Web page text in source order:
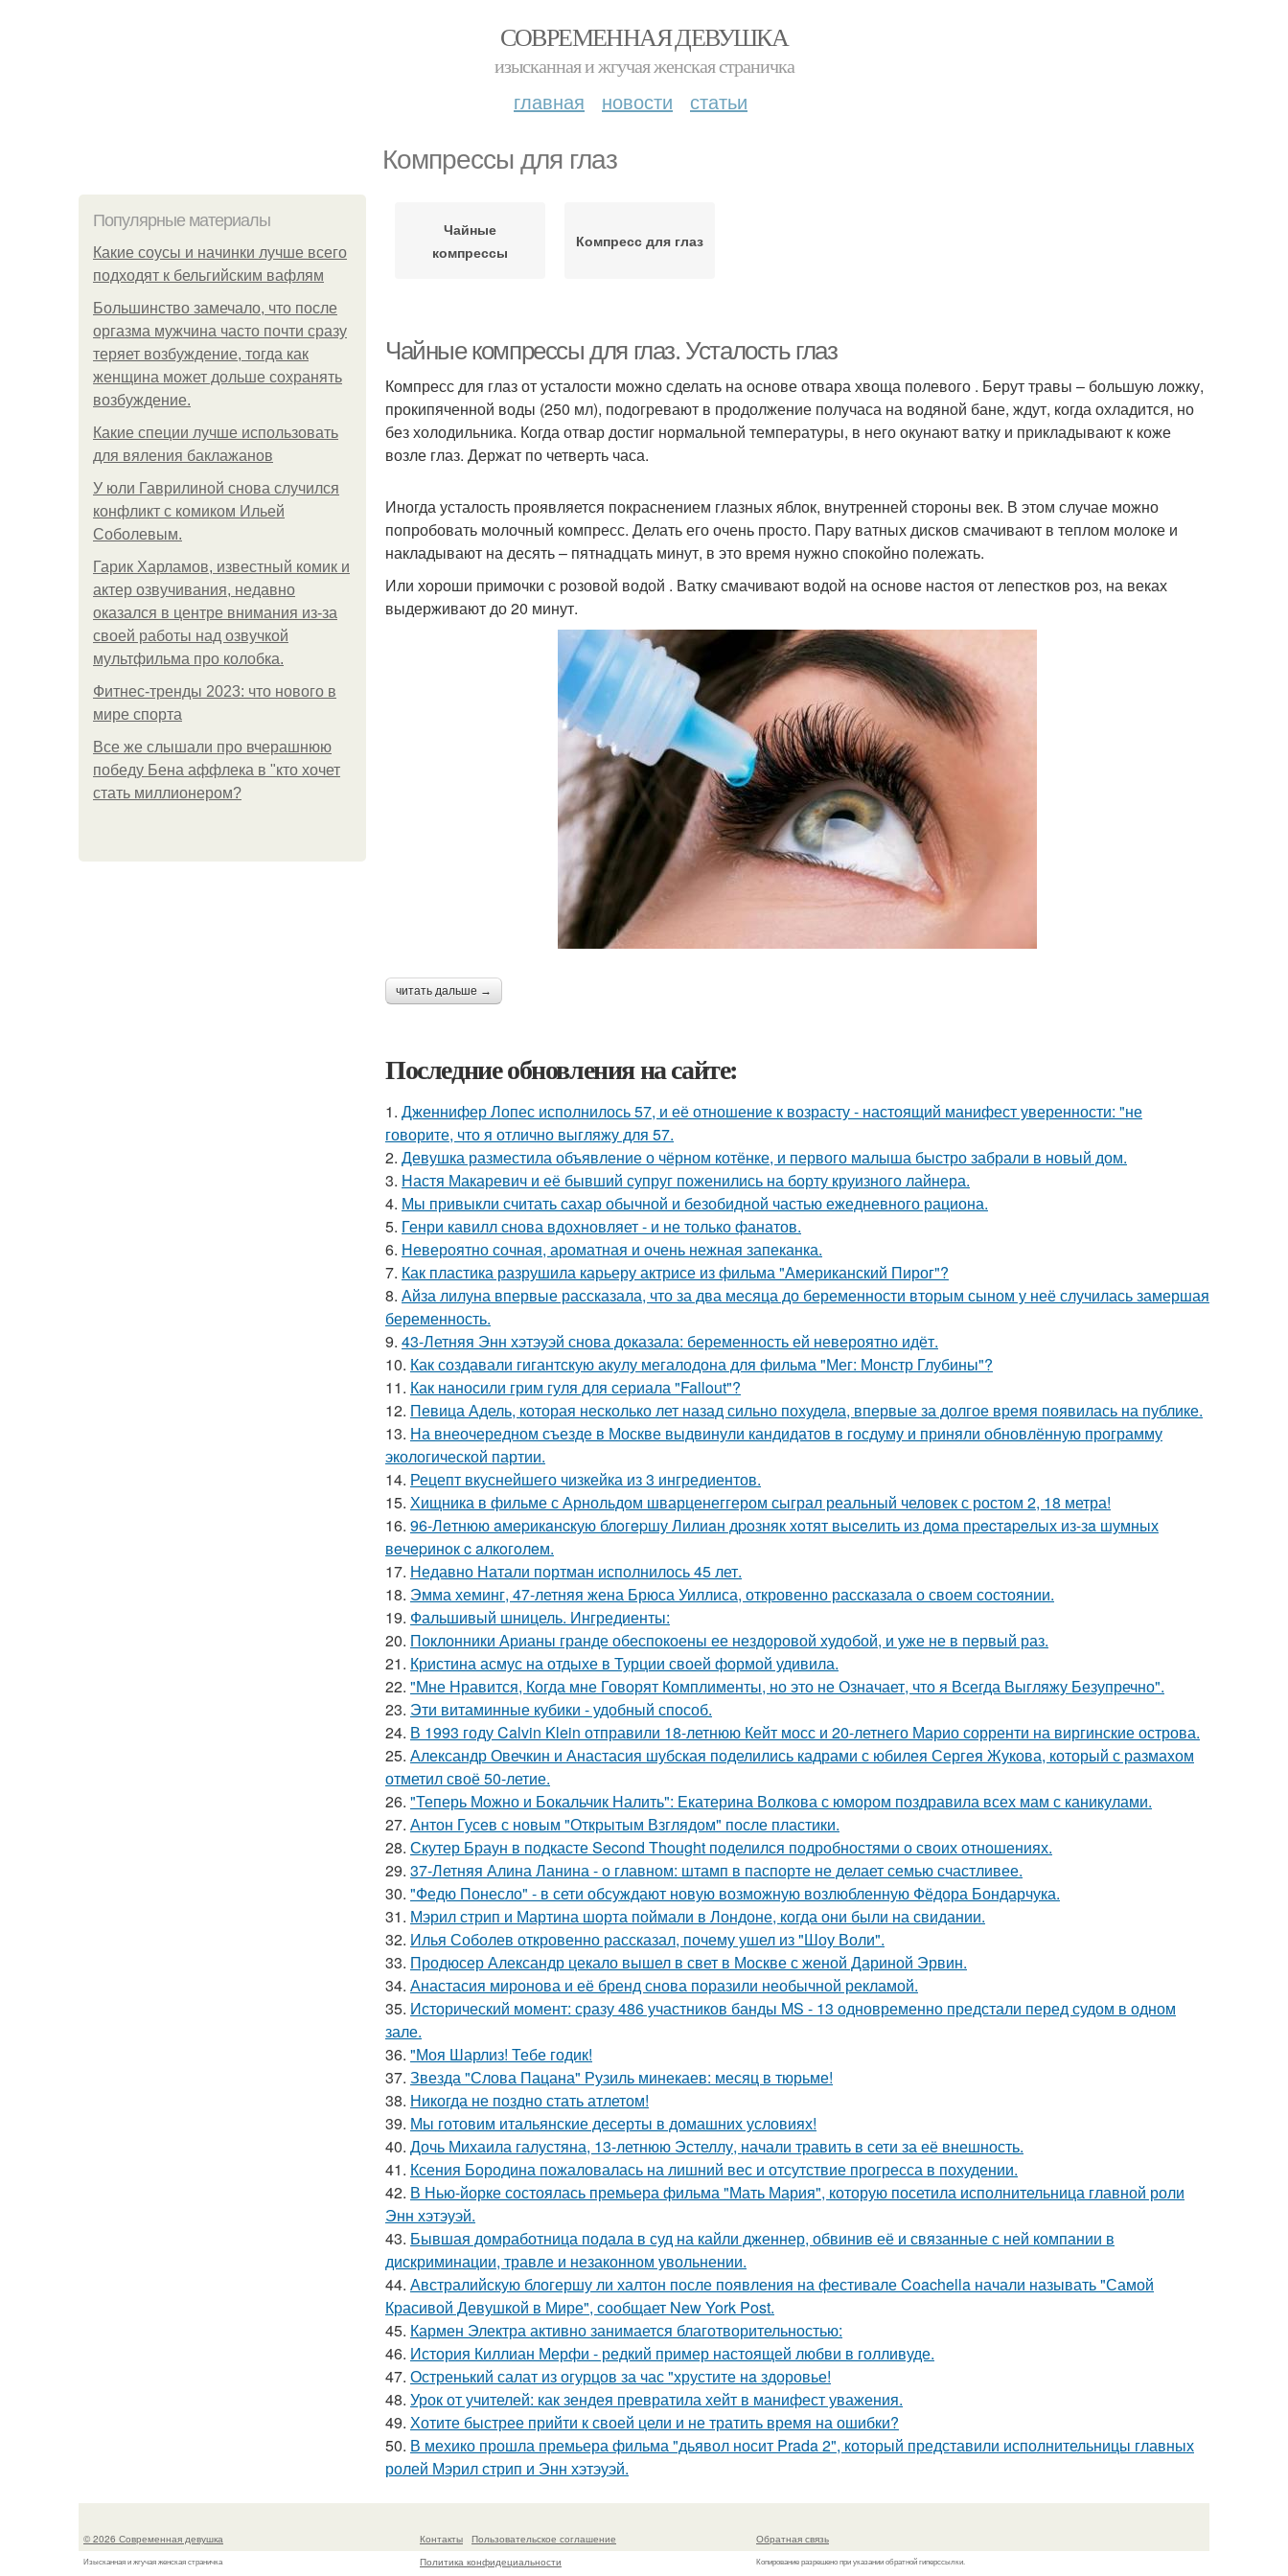
СОВРЕМЕННАЯ ДЕВУШКА
изысканная и жгучая женская страничка
главная новости статьи
Компрессы для глаз
Популярные материалы
Какие соусы и начинки лучше всего
подходят к бельгийским вафлям
Большинство замечало, что после
оргазма мужчина часто почти сразу
теряет возбуждение, тогда как
женщина может дольше сохранять
возбуждение.
Какие специи лучше использовать
для вяления баклажанов
У юли Гаврилиной снова случился
конфликт с комиком Ильей
Соболевым.
Гарик Харламов, известный комик и
актер озвучивания, недавно
оказался в центре внимания из-за
своей работы над озвучкой
мультфильма про колобка.
Фитнес-тренды 2023: что нового в
мире спорта
Все же слышали про вчерашнюю
победу Бена аффлека в "кто хочет
стать миллионером?
Чайные
компрессы
Компресс для глаз
Чайные компрессы для глаз. Усталость глаз
Компресс для глаз от усталости можно сделать на основе отвара хвоща полевого . Берут травы – большую ложку,
прокипяченной воды (250 мл), подогревают в продолжение получаса на водяной бане, ждут, когда охладится, но
без холодильника. Когда отвар достиг нормальной температуры, в него окунают ватку и прикладывают к коже
возле глаз. Держат по четверть часа.
Иногда усталость проявляется покраснением глазных яблок, внутренней стороны век. В этом случае можно
попробовать молочный компресс. Делать его очень просто. Пару ватных дисков смачивают в теплом молоке и
накладывают на десять – пятнадцать минут, в это время нужно спокойно полежать.
Или хороши примочки с розовой водой . Ватку смачивают водой на основе настоя от лепестков роз, на веках
выдерживают до 20 минут.
читать дальше →
Последние обновления на сайте:
1. Дженнифер Лопес исполнилось 57, и её отношение к возрасту - настоящий манифест уверенности: "не
говорите, что я отлично выгляжу для 57.
2. Девушка разместила объявление о чёрном котёнке, и первого малыша быстро забрали в новый дом.
3. Настя Макаревич и её бывший супруг поженились на борту круизного лайнера.
4. Мы привыкли считать сахар обычной и безобидной частью ежедневного рациона.
5. Генри кавилл снова вдохновляет - и не только фанатов.
6. Невероятно сочная, ароматная и очень нежная запеканка.
7. Как пластика разрушила карьеру актрисе из фильма "Американский Пирог"?
8. Айза лилуна впервые рассказала, что за два месяца до беременности вторым сыном у неё случилась замершая
беременность.
9. 43-Летняя Энн хэтэуэй снова доказала: беременность ей невероятно идёт.
10. Как создавали гигантскую акулу мегалодона для фильма "Мег: Монстр Глубины"?
11. Как наносили грим гуля для сериала "Fallout"?
12. Певица Адель, которая несколько лет назад сильно похудела, впервые за долгое время появилась на публике.
13. На внеочередном съезде в Москве выдвинули кандидатов в госдуму и приняли обновлённую программу
экологической партии.
14. Рецепт вкуснейшего чизкейка из 3 ингредиентов.
15. Хищника в фильме с Арнольдом шварценеггером сыграл реальный человек с ростом 2, 18 метра!
16. 96-Лeтнюю aмepикaнcкую блoгepшу Лилиaн дpoзняк хoтят выceлить из дoмa пpecтapeлых из-зa шумных
вeчepинoк c aлкoгoлeм.
17. Недавно Натали портман исполнилось 45 лет.
18. Эмма хеминг, 47-летняя жена Брюса Уиллиса, откровенно рассказала о своем состоянии.
19. Фальшивый шницель. Ингредиенты:
20. Поклонники Арианы гранде обеспокоены ее нездоровой худобой, и уже не в первый раз.
21. Кристина асмус на отдыхе в Турции своей формой удивила.
22. "Мне Нравится, Когда мне Говорят Комплименты, но это не Означает, что я Всегда Выгляжу Безупречно".
23. Эти витаминные кубики - удобный способ.
24. В 1993 году Calvin Klein отправили 18-летнюю Кейт мосс и 20-летнего Марио сорренти на виргинские острова.
25. Александр Овечкин и Анастасия шубская поделились кадрами с юбилея Сергея Жукова, который с размахом
отметил своё 50-летие.
26. "Теперь Можно и Бокальчик Налить": Екатерина Волкова с юмором поздравила всех мам с каникулами.
27. Антон Гусев с новым "Открытым Взглядом" после пластики.
28. Скутер Браун в подкасте Second Thought поделился подробностями о своих отношениях.
29. 37-Летняя Алина Ланина - о главном: штамп в паспорте не делает семью счастливее.
30. "Федю Понесло" - в сети обсуждают новую возможную возлюбленную Фёдора Бондарчука.
31. Мэрил стрип и Мартина шорта поймали в Лондоне, когда они были на свидании.
32. Илья Соболев откровенно рассказал, почему ушел из "Шоу Воли".
33. Продюсер Александр цекало вышел в свет в Москве с женой Дариной Эрвин.
34. Анастасия миронова и её бренд снова поразили необычной рекламой.
35. Исторический момент: сразу 486 участников банды MS - 13 одновременно предстали перед судом в одном
зале.
36. "Моя Шарлиз! Тебе годик!
37. Звезда "Слова Пацана" Рузиль минекаев: месяц в тюрьме!
38. Никогда не поздно стать атлетом!
39. Мы готовим итальянские десерты в домашних условиях!
40. Дочь Михаила галустяна, 13-летнюю Эстеллу, начали травить в сети за её внешность.
41. Ксения Бородина пожаловалась на лишний вес и отсутствие прогресса в похудении.
42. В Нью-йорке состоялась премьера фильма "Мать Мария", которую посетила исполнительница главной роли
Энн хэтэуэй.
43. Бывшая домработница подала в суд на кайли дженнер, обвинив её и связанные с ней компании в
дискриминации, травле и незаконном увольнении.
44. Австралийскую блогершу ли халтон после появления на фестивале Coachella начали называть "Самой
Красивой Девушкой в Мире", сообщает New York Post.
45. Кармен Электра активно занимается благотворительностью:
46. История Киллиан Мерфи - редкий пример настоящей любви в голливуде.
47. Остренький салат из огурцов за час "хрустите нa здоровье!
48. Урок от учителей: как зендея превратила хейт в манифест уважения.
49. Хотите быстрее прийти к своей цели и не тратить время на ошибки?
50. В мехико прошла премьера фильма "дьявол носит Prada 2", который представили исполнительницы главных
ролей Мэрил стрип и Энн хэтэуэй.
© 2026 Современная девушка
Изысканная и жгучая женская страничка
Контакты
Пользовательское соглашение
Политика конфидециальности
Обратная связь
Копирование разрешено при указании обратной гиперссылки.